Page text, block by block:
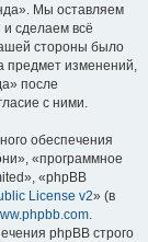
Мы оставляем
сделаем всё
стороны было
предмет изменений,
после
с ними.
обеспечения
«программное
«phpBB
License v2» (в
.
phpBB строго